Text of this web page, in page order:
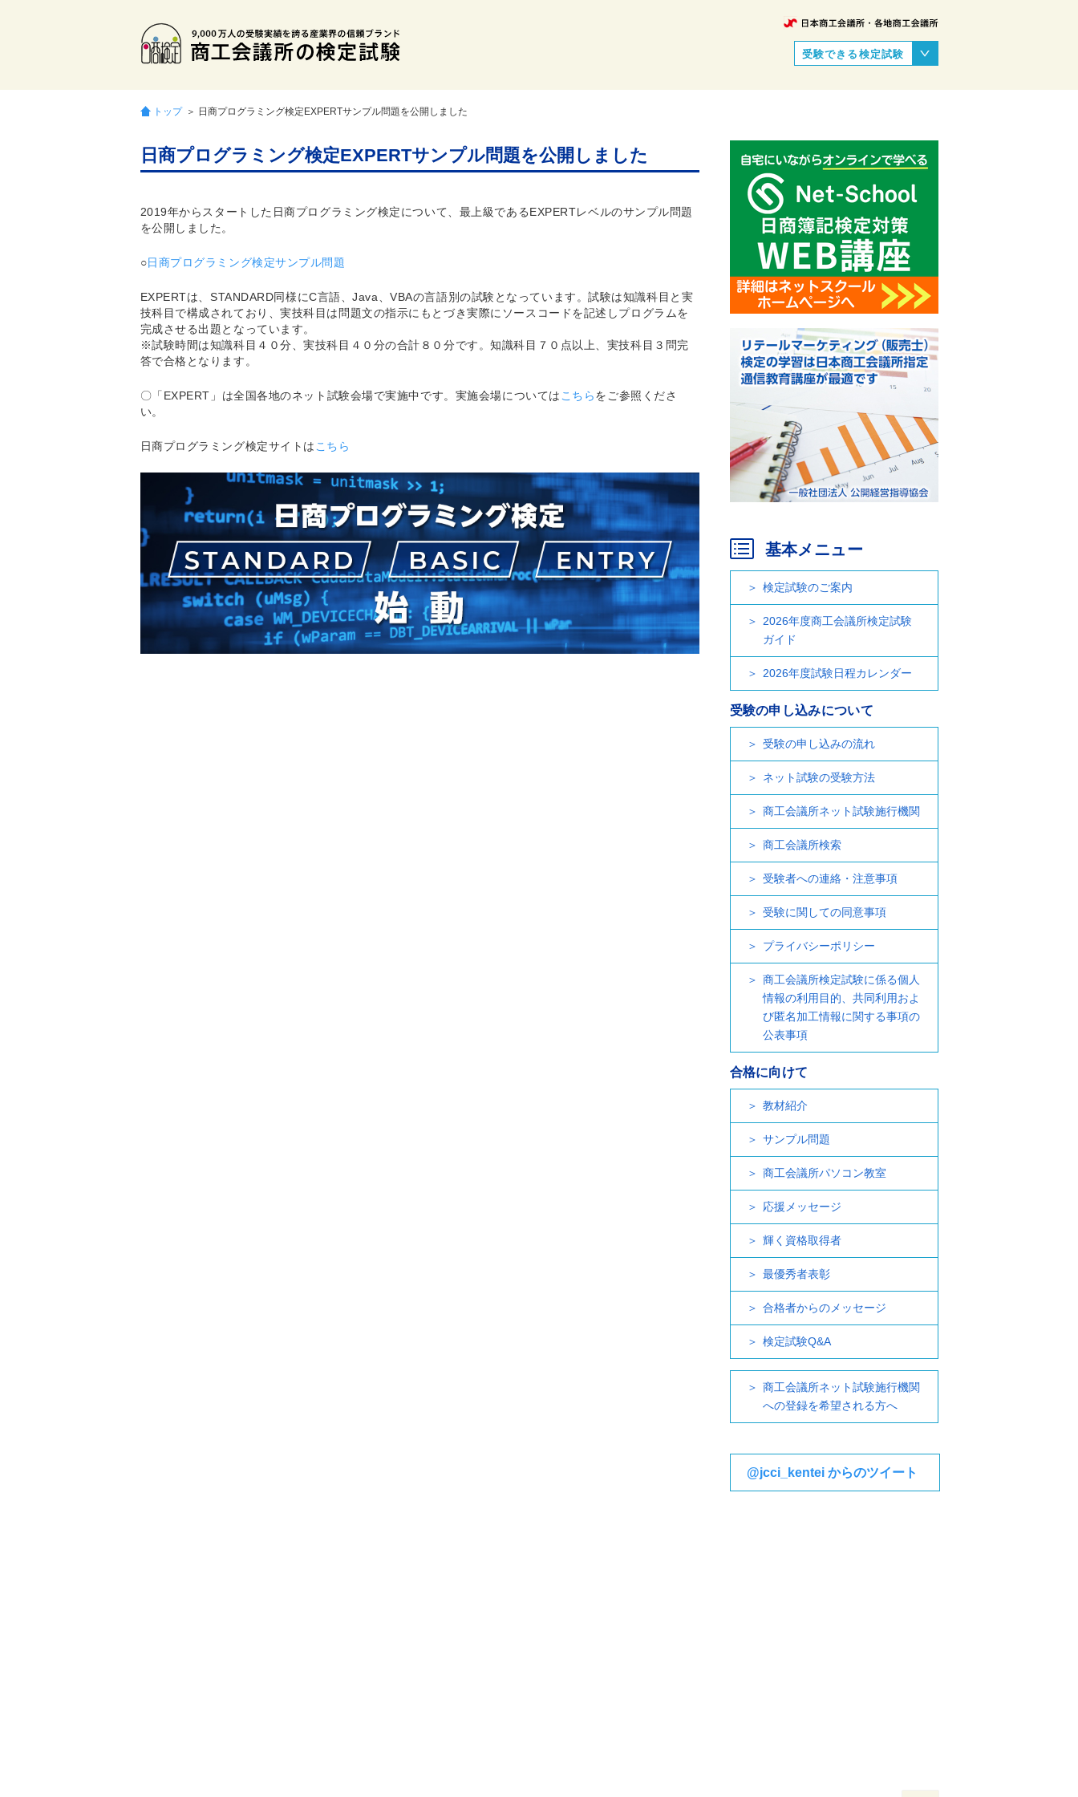
受験できる検定試験
トップ ＞ 日商プログラミング検定EXPERTサンプル問題を公開しました
日商プログラミング検定EXPERTサンプル問題を公開しました
2019年からスタートした日商プログラミング検定について、最上級であるEXPERTレベルのサンプル問題
を公開しました。
○日商プログラミング検定サンプル問題
EXPERTは、STANDARD同様にC言語、Java、VBAの言語別の試験となっています。試験は知識科目と実
技科目で構成されており、実技科目は問題文の指示にもとづき実際にソースコードを記述しプログラムを
完成させる出題となっています。
※試験時間は知識科目４０分、実技科目４０分の合計８０分です。知識科目７０点以上、実技科目３問完
答で合格となります。
〇「EXPERT」は全国各地のネット試験会場で実施中です。実施会場については こちらをご参照くださ
い。
日商プログラミング検定サイトは こちら
基本メニュー
検定試験のご案内
2026年度商工会議所検定試験
ガイド
2026年度試験日程カレンダー
受験の申し込みについて
受験の申し込みの流れ
ネット試験の受験方法
商工会議所ネット試験施行機関
商工会議所検索
受験者への連絡・注意事項
受験に関しての同意事項
プライバシーポリシー
商工会議所検定試験に係る個人
情報の利用目的、共同利用およ
び匿名加工情報に関する事項の
公表事項
合格に向けて
教材紹介
サンプル問題
商工会議所パソコン教室
応援メッセージ
輝く資格取得者
最優秀者表彰
合格者からのメッセージ
検定試験Q&A
商工会議所ネット試験施行機関
への登録を希望される方へ
@jcci_kentei からのツイート